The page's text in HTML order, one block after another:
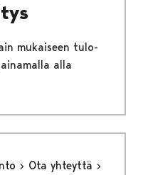
mukaiseen tulo-
alla
Ota yhteyttä